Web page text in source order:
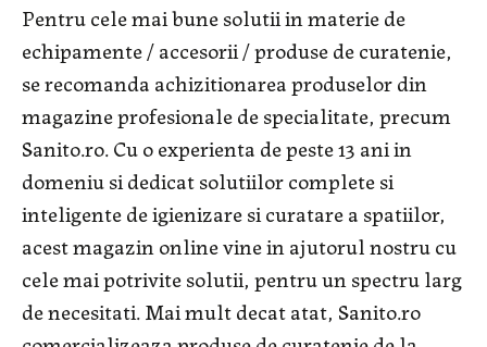
Pentru cele mai bune solutii in materie de
echipamente / accesorii / produse de curatenie,
se recomanda achizitionarea produselor din
magazine profesionale de specialitate, precum
Sanito.ro. Cu o experienta de peste 13 ani in
domeniu si dedicat solutiilor complete si
inteligente de igienizare si curatare a spatiilor,
acest magazin online vine in ajutorul nostru cu
cele mai potrivite solutii, pentru un spectru larg
de necesitati. Mai mult decat atat, Sanito.ro